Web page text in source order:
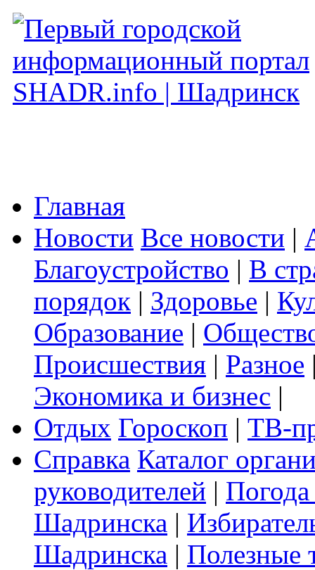
Главная
Новости Все новости |
Благоустройство | В
порядок | Здоровье |
Образование |
Происшествия | Разное
Экономика и бизнес |
Отдых Гороскоп | ТВ-
Справка Каталог
руководителей |
Шадринска |
Шадринска | Полезные